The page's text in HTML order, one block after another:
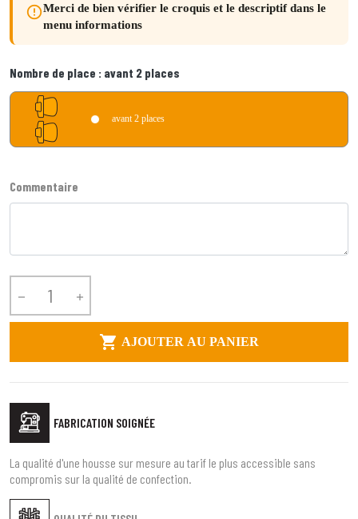
error_outlineMerci de bien vérifier le croquis et le descriptif dans le
menu informations
Nombre de place : avant 2 places
avant 2 places
Commentaire
 
 AJOUTER AU PANIER
FABRICATION SOIGNÉE
La qualité d'une housse sur mesure au tarif le plus accessible sans
compromis sur la qualité de confection.